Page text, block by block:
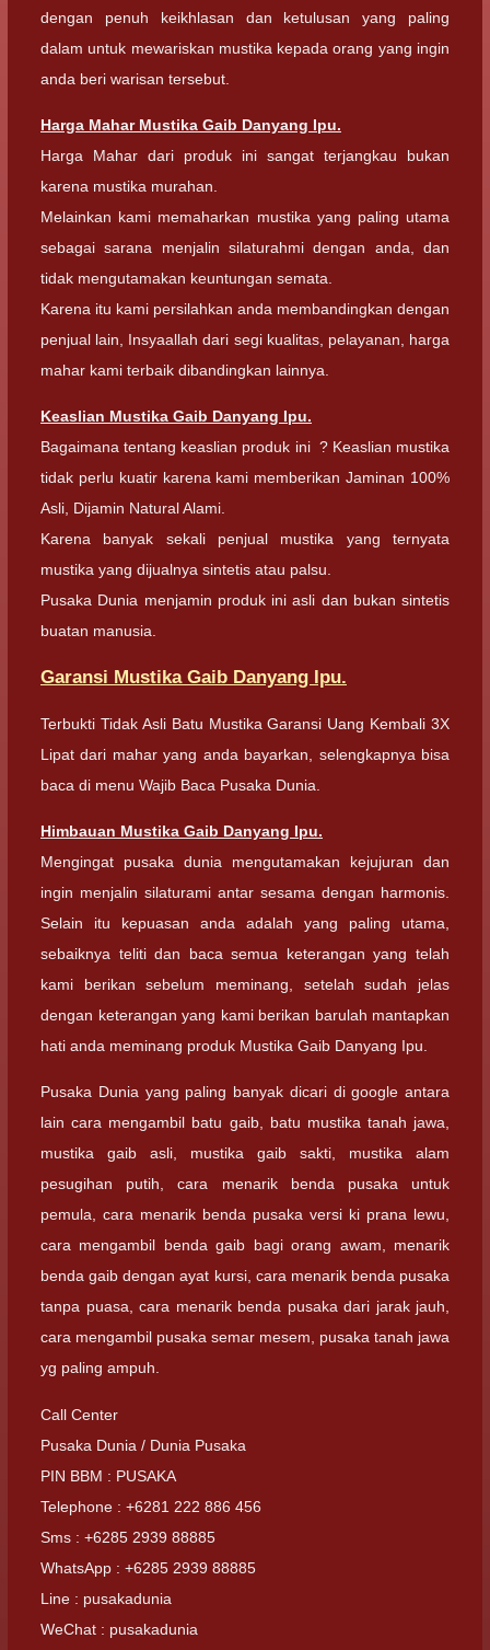
dengan penuh keikhlasan dan ketulusan yang paling
dalam untuk mewariskan mustika kepada orang yang ingin
anda beri warisan tersebut.
Harga Mahar Mustika Gaib Danyang Ipu.
Harga Mahar dari produk ini sangat terjangkau bukan
karena mustika murahan.
Melainkan kami memaharkan mustika yang paling utama
sebagai sarana menjalin silaturahmi dengan anda, dan
tidak mengutamakan keuntungan semata.
Karena itu kami persilahkan anda membandingkan dengan
penjual lain, Insyaallah dari segi kualitas, pelayanan, harga
mahar kami terbaik dibandingkan lainnya.
Keaslian Mustika Gaib Danyang Ipu.
Bagaimana tentang keaslian produk ini ? Keaslian mustika
tidak perlu kuatir karena kami memberikan Jaminan 100%
Asli, Dijamin Natural Alami.
Karena banyak sekali penjual mustika yang ternyata
mustika yang dijualnya sintetis atau palsu.
Pusaka Dunia menjamin produk ini asli dan bukan sintetis
buatan manusia.
Garansi Mustika Gaib Danyang Ipu.
Terbukti Tidak Asli Batu Mustika Garansi Uang Kembali 3X
Lipat dari mahar yang anda bayarkan, selengkapnya bisa
baca di menu Wajib Baca Pusaka Dunia.
Himbauan Mustika Gaib Danyang Ipu.
Mengingat pusaka dunia mengutamakan kejujuran dan
ingin menjalin silaturami antar sesama dengan harmonis.
Selain itu kepuasan anda adalah yang paling utama,
sebaiknya teliti dan baca semua keterangan yang telah
kami berikan sebelum meminang, setelah sudah jelas
dengan keterangan yang kami berikan barulah mantapkan
hati anda meminang produk Mustika Gaib Danyang Ipu.
Pusaka Dunia yang paling banyak dicari di google antara
lain cara mengambil batu gaib, batu mustika tanah jawa,
mustika gaib asli, mustika gaib sakti, mustika alam
pesugihan putih, cara menarik benda pusaka untuk
pemula, cara menarik benda pusaka versi ki prana lewu,
cara mengambil benda gaib bagi orang awam, menarik
benda gaib dengan ayat kursi, cara menarik benda pusaka
tanpa puasa, cara menarik benda pusaka dari jarak jauh,
cara mengambil pusaka semar mesem, pusaka tanah jawa
yg paling ampuh.
Call Center
Pusaka Dunia / Dunia Pusaka
PIN BBM : PUSAKA
Telephone : +6281 222 886 456
Sms : +6285 2939 88885
WhatsApp : +6285 2939 88885
Line : pusakadunia
WeChat : pusakadunia